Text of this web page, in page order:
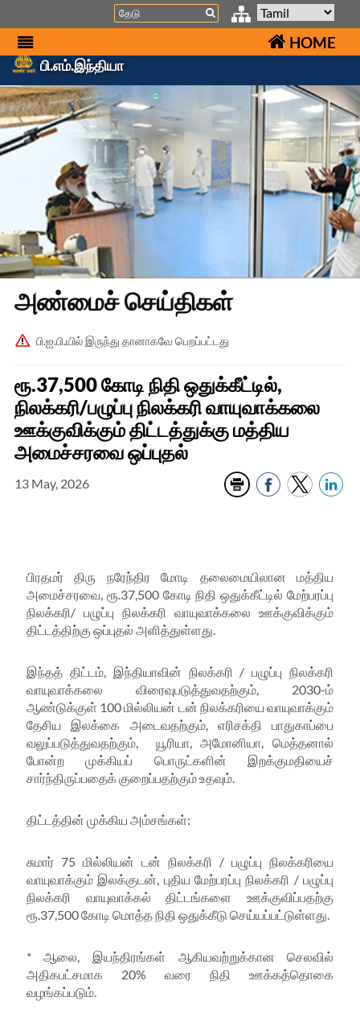
Search
HOME
பி.எம்.இந்தியா
அண்மைச் செய்திகள்
பி.ஐ.பி.யில் இருந்து தானாகவே பெறப்பட்டது
ரூ.37,500 கோடி நிதி ஒதுக்கீட்டில்,
நிலக்கரி/பழுப்பு நிலக்கரி வாயுவாக்கலை
ஊக்குவிக்கும் திட்டத்துக்கு மத்திய
அமைச்சரவை ஒப்புதல்
13 May, 2026
பிரதமர் திரு நரேந்திர மோடி தலைமையிலான மத்திய
அமைச்சரவை, ரூ.37,500 கோடி நிதி ஒதுக்கீட்டில் மேற்பரப்பு
நிலக்கரி/ பழுப்பு நிலக்கரி வாயுவாக்கலை ஊக்குவிக்கும்
திட்டத்திற்கு ஒப்புதல் அளித்துள்ளது.
இந்தத் திட்டம், இந்தியாவின் நிலக்கரி / பழுப்பு நிலக்கரி
வாயுவாக்கலை விரைவுபடுத்துவதற்கும், 2030-ம்
ஆண்டுக்குள் 100 மில்லியன் டன் நிலக்கரியை வாயுவாக்கும்
தேசிய இலக்கை அடைவதற்கும், எரிசக்தி பாதுகாப்பை
வலுப்படுத்துவதற்கும், யூரியா, அமோனியா, மெத்தனால்
போன்ற முக்கியப் பொருட்களின் இறக்குமதியைச்
சார்ந்திருப்பதைக் குறைப்பதற்கும் உதவும்.
திட்டத்தின் முக்கிய அம்சங்கள்:
சுமார் 75 மில்லியன் டன் நிலக்கரி / பழுப்பு நிலக்கரியை
வாயுவாக்கும் இலக்குடன், புதிய மேற்பரப்பு நிலக்கரி / பழுப்பு
நிலக்கரி வாயுவாக்கல் திட்டங்களை ஊக்குவிப்பதற்கு
ரூ.37,500 கோடி மொத்த நிதி ஒதுக்கீடு செய்யப்பட்டுள்ளது.
* ஆலை, இயந்திரங்கள் ஆகியவற்றுக்கான செலவில்
அதிகபட்சமாக 20% வரை நிதி ஊக்கத்தொகை
வழங்கப்படும்.